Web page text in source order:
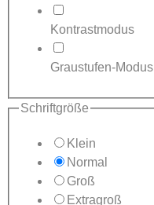
Kontrastmodus
Graustufen-Modus
Schriftgröße
Klein
Normal
Groß
Extragroß